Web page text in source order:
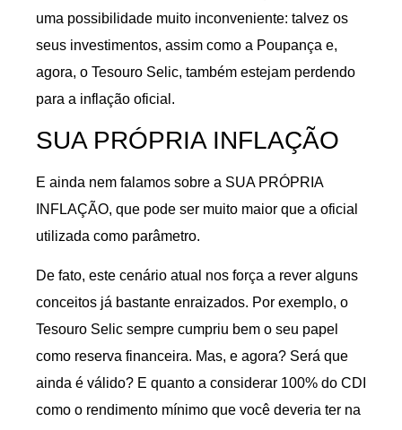
uma possibilidade muito inconveniente: talvez os
seus investimentos, assim como a Poupança e,
agora, o Tesouro Selic, também estejam perdendo
para a inflação oficial.
SUA PRÓPRIA INFLAÇÃO
E ainda nem falamos sobre a SUA PRÓPRIA
INFLAÇÃO, que pode ser muito maior que a oficial
utilizada como parâmetro.
De fato, este cenário atual nos força a rever alguns
conceitos já bastante enraizados. Por exemplo, o
Tesouro Selic sempre cumpriu bem o seu papel
como reserva financeira. Mas, e agora? Será que
ainda é válido? E quanto a considerar 100% do CDI
como o rendimento mínimo que você deveria ter na